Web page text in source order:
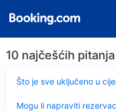
10 najčešćih pitanja
Što je sve uključeno u
Sažeto
Mogu li napraviti